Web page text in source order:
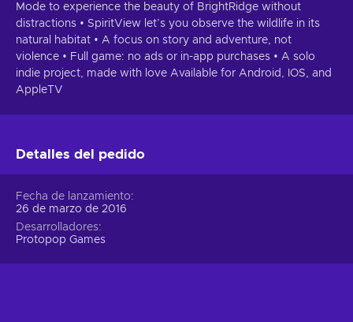
Mode to experience the beauty of BrightRidge without
distractions • SpiritView let’s you observe the wildlife in its
natural habitat • A focus on story and adventure, not
violence • Full game: no ads or in-app purchases • A solo
indie project, made with love Available for Android, IOS, and
AppleTV
Detalles del pedido
Fecha de lanzamiento
26 de marzo de 2016
Desarrolladores
Protopop Games